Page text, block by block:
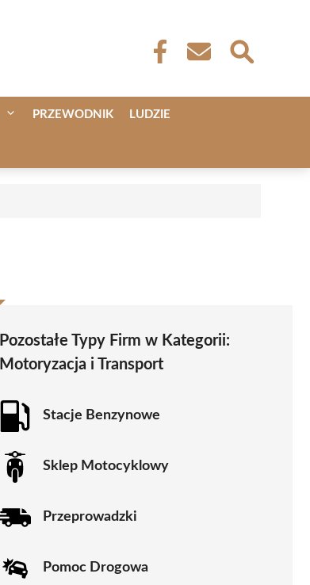
PRZEWODNIK LUDZIE
Pozostałe Typy Firm w Kategorii:
Motoryzacja i Transport
Stacje Benzynowe
Sklep Motocyklowy
Przeprowadzki
Pomoc Drogowa